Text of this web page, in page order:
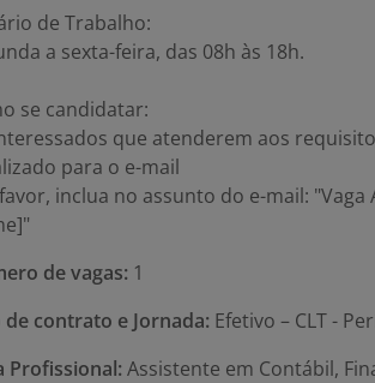
de Trabalho:
a sexta-feira, das 08h às 18h.
se candidatar:
que atenderem aos
para o e-mail
inclua no assunto do e-mail: "Vaga
de vagas: 1
de contrato e Jornada: Efetivo – CLT -
Profissional: Assistente em Contábil,